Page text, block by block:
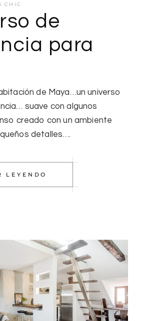
CHIC
de
para
de Maya…un universo
suave con algunos
creado con un ambiente
detalles….
LEYENDO